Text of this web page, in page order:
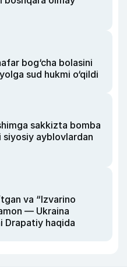
bog‘cha bolasini
sud hukmi o‘qildi
sakkizta bomba
siyosiy ayblovlardan
va “Izvarino
— Ukraina
Drapatiy haqida